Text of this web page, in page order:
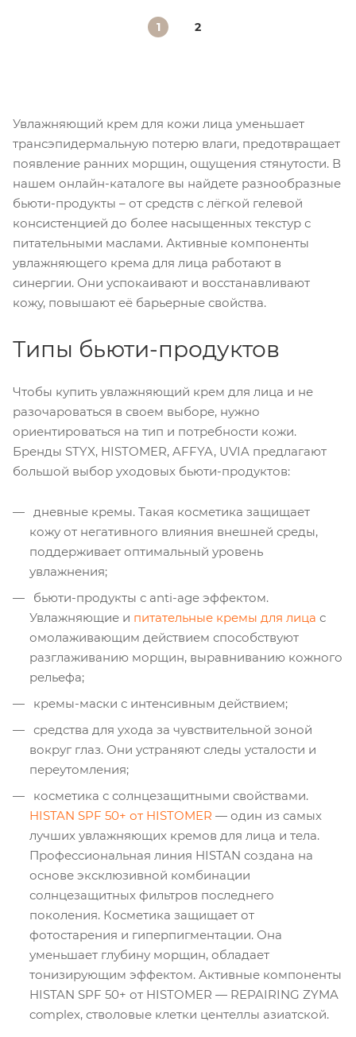
1 2
Увлажняющий крем для кожи лица уменьшает
трансэпидермальную потерю влаги, предотвращает
появление ранних морщин, ощущения стянутости. В
нашем онлайн-каталоге вы найдете разнообразные
бьюти-продукты – от средств с лёгкой гелевой
консистенцией до более насыщенных текстур с
питательными маслами. Активные компоненты
увлажняющего крема для лица работают в
синергии. Они успокаивают и восстанавливают
кожу, повышают её барьерные свойства.
Типы бьюти-продуктов
Чтобы купить увлажняющий крем для лица и не
разочароваться в своем выборе, нужно
ориентироваться на тип и потребности кожи.
Бренды STYX, HISTOMER, AFFYA, UVIA предлагают
большой выбор уходовых бьюти-продуктов:
дневные кремы. Такая косметика защищает
кожу от негативного влияния внешней среды,
поддерживает оптимальный уровень
увлажнения;
бьюти-продукты с anti-age эффектом.
Увлажняющие и питательные кремы для лица с
омолаживающим действием способствуют
разглаживанию морщин, выравниванию кожного
рельефа;
кремы-маски с интенсивным действием;
средства для ухода за чувствительной зоной
вокруг глаз. Они устраняют следы усталости и
переутомления;
косметика с солнцезащитными свойствами.
HISTAN SPF 50+ от HISTOMER — один из самых
лучших увлажняющих кремов для лица и тела.
Профессиональная линия HISTAN создана на
основе эксклюзивной комбинации
солнцезащитных фильтров последнего
поколения. Косметика защищает от
фотостарения и гиперпигментации. Она
уменьшает глубину морщин, обладает
тонизирующим эффектом. Активные компоненты
HISTAN SPF 50+ от HISTOMER — REPAIRING ZYMA
complex, стволовые клетки центеллы азиатской.